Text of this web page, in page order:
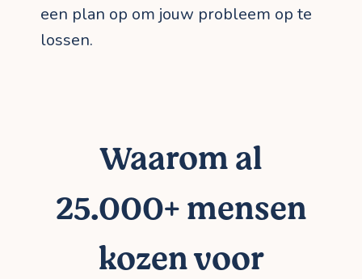
een plan op om jouw probleem op te
lossen.
Waarom al
25.000+ mensen
kozen voor